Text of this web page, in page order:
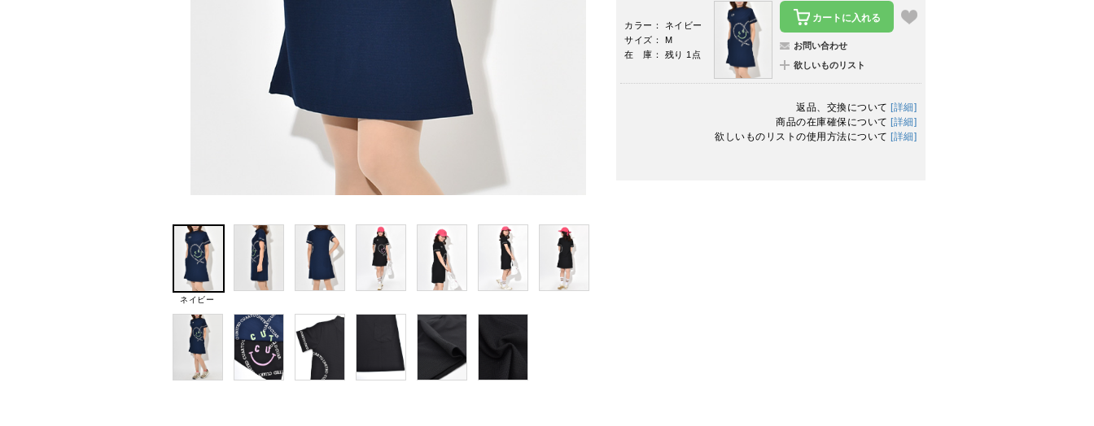
ネイビー
カラー： ネイビー
サイズ： M
在 庫： 残り 1点
カートに入れる
お問い合わせ
欲しいものリスト
返品、交換について [詳細]
商品の在庫確保について [詳細]
欲しいものリストの使用方法について [詳細]